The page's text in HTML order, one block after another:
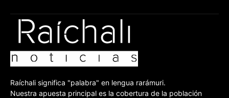
Raíchali significa "palabra" en lengua rarámuri.
Nuestra apuesta principal es la cobertura de la población